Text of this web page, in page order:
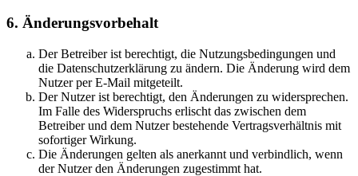
6. Änderungsvorbehalt
Der Betreiber ist berechtigt, die Nutzungsbedingungen und
die Datenschutzerklärung zu ändern. Die Änderung wird dem
Nutzer per E-Mail mitgeteilt.
Der Nutzer ist berechtigt, den Änderungen zu widersprechen.
Im Falle des Widerspruchs erlischt das zwischen dem
Betreiber und dem Nutzer bestehende Vertragsverhältnis mit
sofortiger Wirkung.
Die Änderungen gelten als anerkannt und verbindlich, wenn
der Nutzer den Änderungen zugestimmt hat.